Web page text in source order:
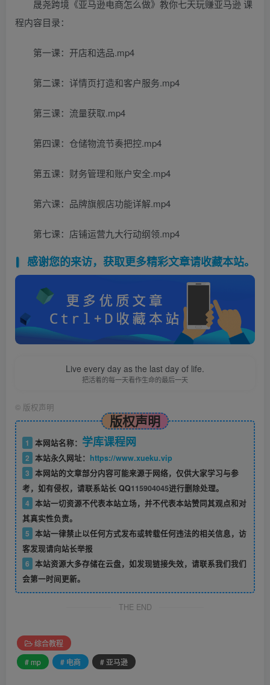
晟尧跨境《亚马逊电商怎么做》教你七天玩赚亚马逊 课
程内容目录：
第一课：开店和选品.mp4
第二课：详情页打造和客户服务.mp4
第三课：流量获取.mp4
第四课：仓储物流节奏把控.mp4
第五课：财务管理和账户安全.mp4
第六课：品牌旗舰店功能详解.mp4
第七课：店铺运营九大行动纲领.mp4
感谢您的来访，获取更多精彩文章请收藏本站。
Live every day as the last day of life.
把活着的每一天看作生命的最后一天
© 版权声明
版权声明
1 本网站名称： 学库课程网
2 本站永久网址： https://www.xueku.vip
3 本网站的文章部分内容可能来源于网络，仅供大家学习与参
考，如有侵权，请联系站长 QQ115904045进行删除处理。
4 本站一切资源不代表本站立场，并不代表本站赞同其观点和对
其真实性负责。
5 本站一律禁止以任何方式发布或转载任何违法的相关信息，访
客发现请向站长举报
6 本站资源大多存储在云盘，如发现链接失效，请联系我们我们
会第一时间更新。
THE END
综合教程
# mp
# 电商 # 亚马逊